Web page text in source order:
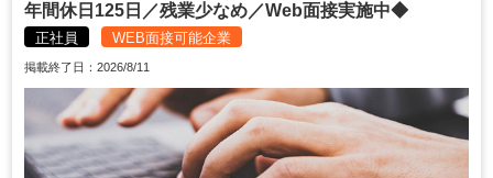
年間休日125日／残業少なめ／Web面接実施中◆
正社員 WEB面接可能企業
掲載終了日：2026/8/11